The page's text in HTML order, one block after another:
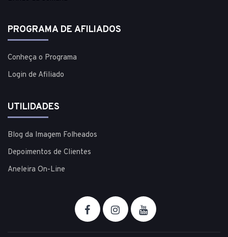
PROGRAMA DE AFILIADOS
Conheça o Programa
Login de Afiliado
UTILIDADES
Blog da Imagem Folheados
Depoimentos de Clientes
Aneleira On-Line